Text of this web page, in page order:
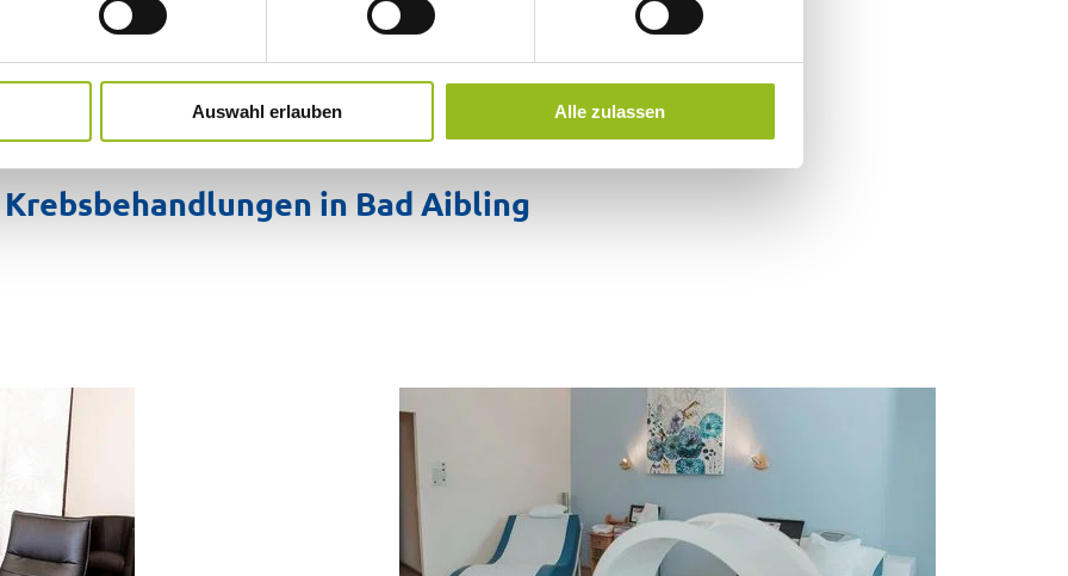
Auswahl erlauben Alle zulassen
Unsere Therapie-Angebote
Krebsbehandlungen in Bad Aibling